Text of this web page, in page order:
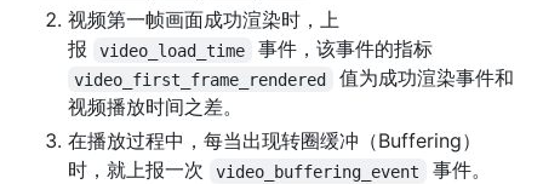
视频第一帧画面成功渲染时，上
报
video_load_time 事件，该事件的指标
video_first_frame_rendered
值为成功渲染事件和
视频播放时间之差。
在播放过程中，每当出现转圈缓冲（Buffering）
时，就上报一次
video_buffering_event
事件。